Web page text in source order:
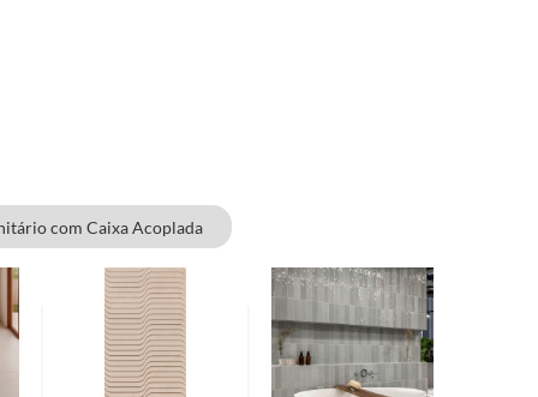
com Caixa Acoplada